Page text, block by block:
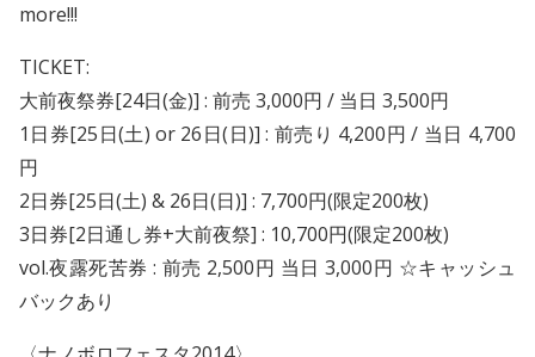
more!!!
TICKET:
大前夜祭券[24日(金)] : 前売 3,000円 / 当日 3,500円
1日券[25日(土) or 26日(日)] : 前売り 4,200円 / 当日 4,700
円
2日券[25日(土) & 26日(日)] : 7,700円(限定200枚)
3日券[2日通し券+大前夜祭] : 10,700円(限定200枚)
vol.夜露死苦券 : 前売 2,500円 当日 3,000円 ☆キャッシュ
バックあり